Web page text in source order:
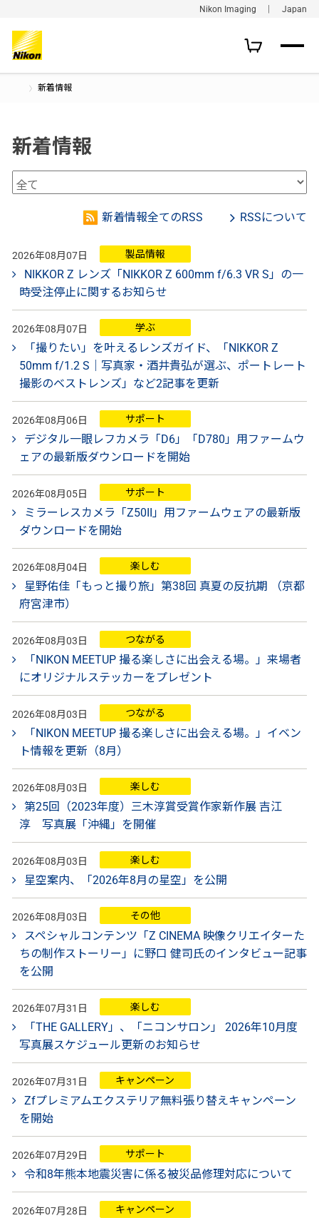
Nikon Imaging ｜ Japan
新着情報
新着情報
新着情報全てのRSS RSSについて
2026年08月07日 製品情報
NIKKOR Z レンズ「NIKKOR Z 600mm f/6.3 VR S」の一
時受注停止に関するお知らせ
2026年08月07日 学ぶ
「撮りたい」を叶えるレンズガイド、「NIKKOR Z
50mm f/1.2 S｜写真家・酒井貴弘が選ぶ、ポートレート
撮影のベストレンズ」など2記事を更新
2026年08月06日 サポート
デジタル一眼レフカメラ「D6」「D780」用ファームウ
ェアの最新版ダウンロードを開始
2026年08月05日 サポート
ミラーレスカメラ「Z50II」用ファームウェアの最新版
ダウンロードを開始
2026年08月04日 楽しむ
星野佑佳「もっと撮り旅」第38回 真夏の反抗期 （京都
府宮津市）
2026年08月03日 つながる
「NIKON MEETUP 撮る楽しさに出会える場。」来場者
にオリジナルステッカーをプレゼント
2026年08月03日 つながる
「NIKON MEETUP 撮る楽しさに出会える場。」イベン
ト情報を更新（8月）
2026年08月03日 楽しむ
第25回（2023年度）三木淳賞受賞作家新作展 吉江
淳 写真展「沖縄」を開催
2026年08月03日 楽しむ
星空案内、「2026年8月の星空」を公開
2026年08月03日 その他
スペシャルコンテンツ「Z CINEMA 映像クリエイターた
ちの制作ストーリー」に野口 健司氏のインタビュー記事
を公開
2026年07月31日 楽しむ
「THE GALLERY」、「ニコンサロン」 2026年10月度
写真展スケジュール更新のお知らせ
2026年07月31日 キャンペーン
Zfプレミアムエクステリア無料張り替えキャンペーン
を開始
2026年07月29日 サポート
令和8年熊本地震災害に係る被災品修理対応について
2026年07月28日 キャンペーン